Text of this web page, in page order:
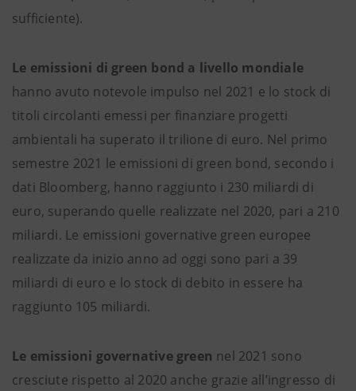
sufficiente).
Le emissioni di green bond a livello mondiale
hanno avuto notevole impulso nel 2021 e lo stock di
titoli circolanti emessi per finanziare progetti
ambientali ha superato il trilione di euro. Nel primo
semestre 2021 le emissioni di green bond, secondo i
dati Bloomberg, hanno raggiunto i 230 miliardi di
euro, superando quelle realizzate nel 2020, pari a 210
miliardi. Le emissioni governative green europee
realizzate da inizio anno ad oggi sono pari a 39
miliardi di euro e lo stock di debito in essere ha
raggiunto 105 miliardi.
Le emissioni governative green nel 2021 sono
cresciute rispetto al 2020 anche grazie all’ingresso di